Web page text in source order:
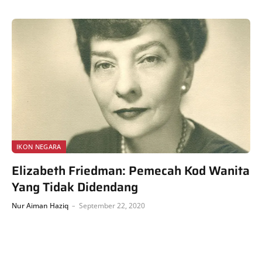
IKON NEGARA
Elizabeth Friedman: Pemecah Kod Wanita
Yang Tidak Didendang
Nur Aiman Haziq September 22, 2020